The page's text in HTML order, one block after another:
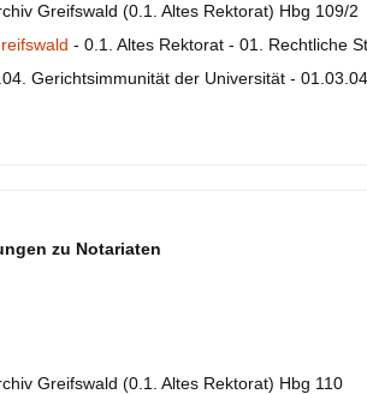
Greifswald (0.1. Altes Rektorat) Hbg 109/2
- 0.1. Altes Rektorat - 01. Rechtliche
Gerichtsimmunität der Universität -
zu Notariaten
Greifswald (0.1. Altes Rektorat) Hbg 110